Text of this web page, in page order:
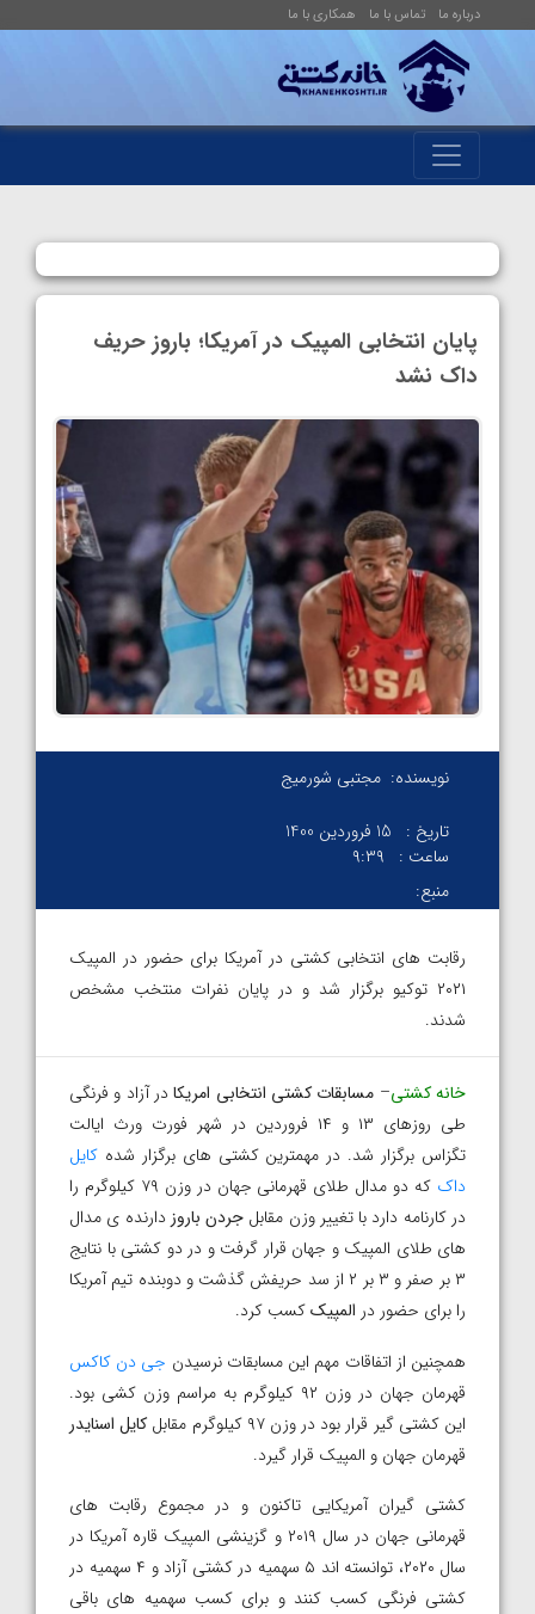
درباره ما تماس با ما همکاری با ما
پایان انتخابی المپیک در آمریکا؛ باروز حریف
داک نشد
نویسنده: مجتبی شورمیج
تاریخ :
15 فروردین 1400
ساعت :
۹:۳۹
منبع:
رقابت های انتخابی کشتی در آمریکا برای حضور در المپیک
۲۰۲۱ توکیو برگزار شد و در پایان نفرات منتخب مشخص
شدند.
خانه کشتی– مسابقات کشتی انتخابی امریکادر آزاد و فرنگی
طی روزهای ۱۳ و ۱۴ فروردین در شهر فورت ورث ایالت
تگزاس برگزار شد. در مهمترین کشتی های برگزار شده کایل
داک
که دو مدال طلای قهرمانی جهان در وزن ۷۹ کیلوگرم را
در کارنامه دارد با تغییر وزن مقابل جردن باروز دارنده ی مدال
های طلای المپیک و جهان قرار گرفت و در دو کشتی با نتایج
۳ بر صفر و ۳ بر ۲ از سد حریفش گذشت و دوبنده تیم آمریکا
را برای حضور در المپیککسب کرد.
همچنین از اتفاقات مهم این مسابقات نرسیدن جی دن کاکس
قهرمان جهان در وزن ۹۲ کیلوگرم به مراسم وزن کشی بود.
این کشتی گیر قرار بود در وزن ۹۷ کیلوگرم مقابل
کایل اسنایدر
قهرمان جهان و المپیک قرار گیرد.
کشتی گیران آمریکایی تاکنون و در مجموع رقابت های
قهرمانی جهان در سال ۲۰۱۹ و گزینشی المپیک قاره آمریکا در
سال ۲۰۲۰، توانسته اند ۵ سهمیه در کشتی آزاد و ۴ سهمیه در
کشتی فرنگی کسب کنند و برای کسب سهمیه های باقی